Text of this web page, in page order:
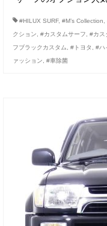
#HILUX SURF, #M’s Collection
クション
#カスタムサーフ #カス
フブラックカスタム
#トヨタ #ハ
ァッション
#車除菌